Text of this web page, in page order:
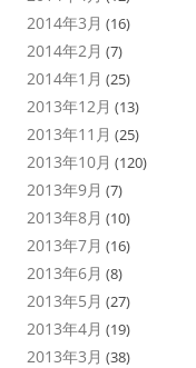
2014年3月 (16)
2014年2月 (7)
2014年1月 (25)
2013年12月 (13)
2013年11月 (25)
2013年10月 (120)
2013年9月 (7)
2013年8月 (10)
2013年7月 (16)
2013年6月 (8)
2013年5月 (27)
2013年4月 (19)
2013年3月 (38)